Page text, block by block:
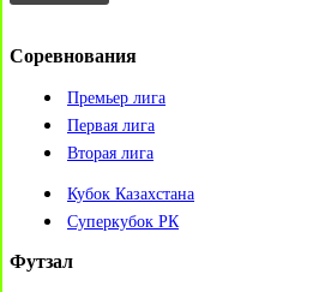
Соревнования
Премьер лига
Первая лига
Вторая лига
Кубок Казахстана
Суперкубок РК
Футзал